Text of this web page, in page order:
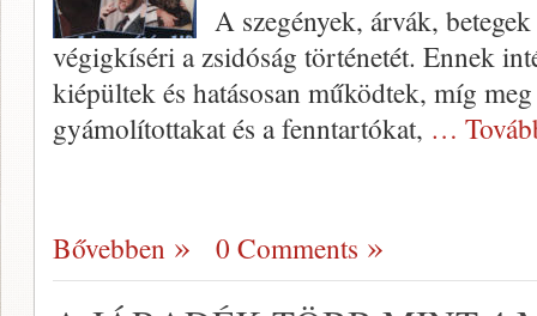
A szegények, árvák,
végigkíséri a zsidóság történetét. Ennek
kiépültek és hatásosan működtek, míg
gyámolítottakat és a fenn­tartókat, …
Bővebben 0 Comments